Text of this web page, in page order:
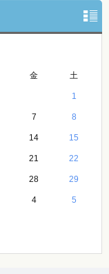
金 土
1
7 8
14 15
21 22
28 29
4 5